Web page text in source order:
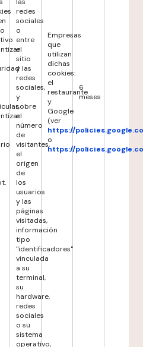
redes
sociales
o
entre
el
sitio
y las
redes
sociales,
y
sobre
el
número
de
visitantes,
el
origen
de
los
usuarios
y las
páginas
visitadas,
información
tipo
"identificadores"
vinculada
a su
terminal,
su
hardware,
redes
sociales
o su
sistema
operativo,
Empresas
que
utilizan
dichas
cookies:
el
restaurante
y
Google
(ver
https://
o
https://
6
meses